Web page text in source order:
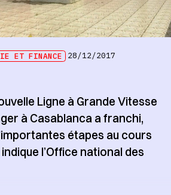
ET FINANCE
28/12/2017
Ligne à Grande Vitesse
à Casablanca a franchi,
étapes au cours
l’Office national des